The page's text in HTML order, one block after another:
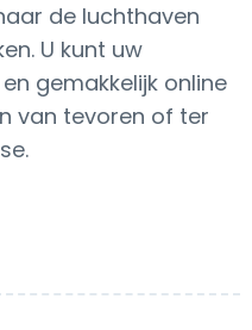
de luchthaven
U kunt uw
gemakkelijk online
van tevoren of ter